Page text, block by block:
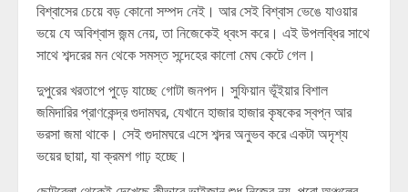
বিশ্বাসের চেয়ে বড় কোনো সম্পদ নেই। আর সেই বিশ্বাস ভেঙে যাওয়ার
ভয়ে যে অবিশ্বাস জন্ম নেয়, তা নিজেকেই ধ্বংস করে। এই উপলব্ধির সাথে
সাথে শব্দরের মন থেকে সমস্ত সন্দেহের কালো মেঘ কেটে গেল।
দুপুরের খরতাপে পুড়ে যাচ্ছে গোটা জনপদ। সুফিয়ান ভূঁইয়ার বিশাল
জমিদারির প্রাণকেন্দ্র গুদামঘর, যেখানে হাজার হাজার কৃষকের স্বপ্ন আর
ভরসা জমা থাকে। সেই গুদামঘরে এসে শব্দর অনুভব করে একটা অদৃশ্য
ভয়ের ছায়া, যা ক্রমশ গাঢ় হচ্ছে।